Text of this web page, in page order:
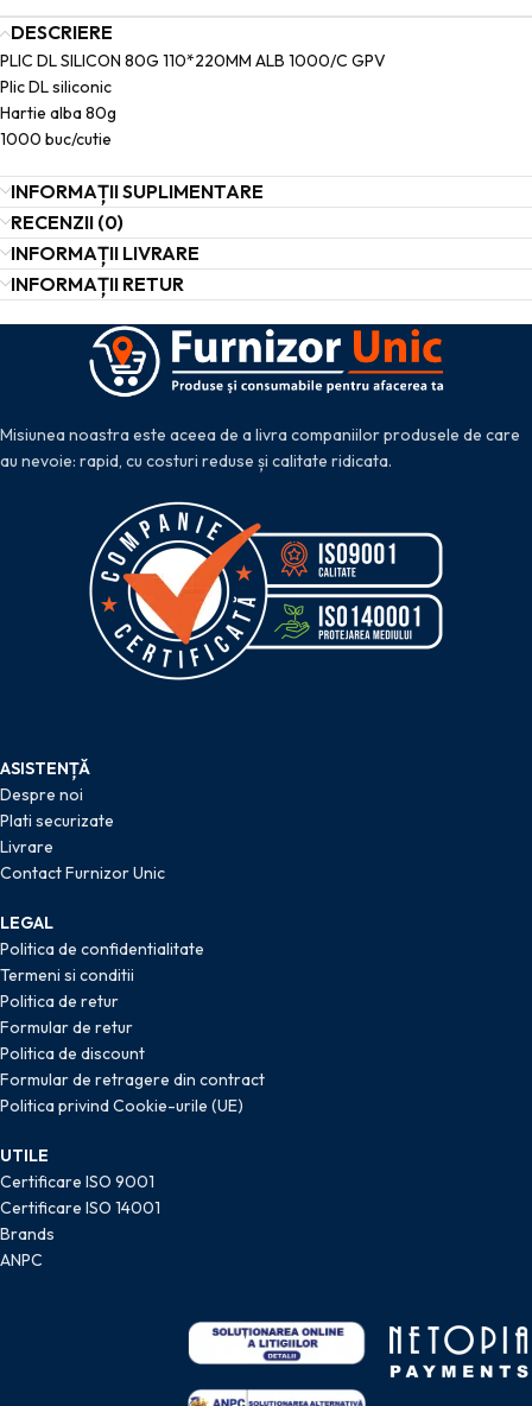
DESCRIERE
PLIC DL SILICON 80G 110*220MM ALB 1000/C GPV
Plic DL siliconic
Hartie alba 80g
1000 buc/cutie
INFORMAȚII SUPLIMENTARE
RECENZII (0)
INFORMAȚII LIVRARE
INFORMAȚII RETUR
Misiunea noastra este aceea de a livra companiilor produsele de care
au nevoie: rapid, cu costuri reduse și calitate ridicata.
ASISTENȚĂ
Despre noi
Plati securizate
Livrare
Contact Furnizor Unic
LEGAL
Politica de confidentialitate
Termeni si conditii
Politica de retur
Formular de retur
Politica de discount
Formular de retragere din contract
Politica privind Cookie-urile (UE)
UTILE
Certificare ISO 9001
Certificare ISO 14001
Brands
ANPC